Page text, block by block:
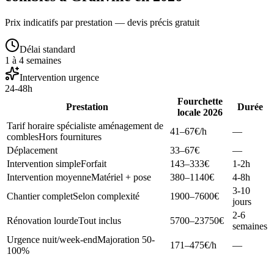
Prix indicatifs par prestation — devis précis gratuit
Délai standard
1 à 4 semaines
Intervention urgence
24-48h
Prestation
Fourchette
locale 2026
Durée
Tarif horaire spécialiste aménagement de
comblesHors fournitures
41–67€/h
—
Déplacement
33–67€
—
Intervention simpleForfait 143–333€
1-2h
Intervention moyenneMatériel + pose 380–1140€
4-8h
Chantier completSelon complexité 1900–7600€
3-10
jours
Rénovation lourdeTout inclus 5700–23750€
2-6
semaines
Urgence nuit/week-endMajoration 50-
100%
171–475€/h —